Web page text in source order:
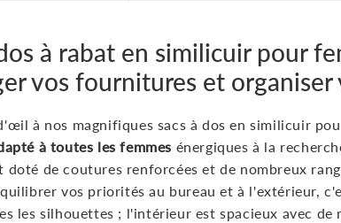
à rabat en similicuir pour
vos fournitures et
à nos magnifiques sacs à dos en similicuir
à toutes les femmes énergiques à la
doté de coutures renforcées et de nombreux
vos priorités au bureau et à l'extérieur,
les silhouettes ; l'intérieur est spacieux avec